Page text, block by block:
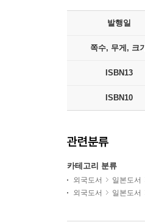
발행일
쪽수, 무게, 크기
ISBN13
ISBN10
관련분류
카테고리 분류
외국도서 일본도서
외국도서
일본도서